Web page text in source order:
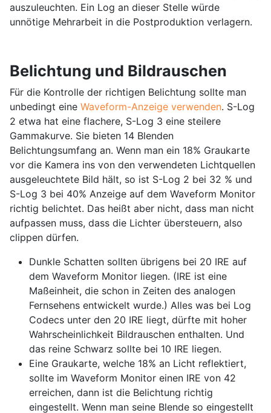
auszuleuchten. Ein Log an dieser Stelle würde
unnötige Mehrarbeit in die Postproduktion verlagern.
Belichtung und Bildrauschen
Für die Kontrolle der richtigen Belichtung sollte man
unbedingt eine Waveform-Anzeige verwenden. S-Log
2 etwa hat eine flachere, S-Log 3 eine steilere
Gammakurve. Sie bieten 14 Blenden
Belichtungsumfang an. Wenn man ein 18% Graukarte
vor die Kamera ins von den verwendeten Lichtquellen
ausgeleuchtete Bild hält, so ist S-Log 2 bei 32 % und
S-Log 3 bei 40% Anzeige auf dem Waveform Monitor
richtig belichtet. Das heißt aber nicht, dass man nicht
aufpassen muss, dass die Lichter übersteuern, also
clippen dürfen.
Dunkle Schatten sollten übrigens bei 20 IRE auf
dem Waveform Monitor liegen. (IRE ist eine
Maßeinheit, die schon in Zeiten des analogen
Fernsehens entwickelt wurde.) Alles was bei Log
Codecs unter den 20 IRE liegt, dürfte mit hoher
Wahrscheinlichkeit Bildrauschen enthalten. Und
das reine Schwarz sollte bei 10 IRE liegen.
Eine Graukarte, welche 18% an Licht reflektiert,
sollte im Waveform Monitor einen IRE von 42
erreichen, dann ist die Belichtung richtig
eingestellt. Wenn man seine Blende so eingestellt